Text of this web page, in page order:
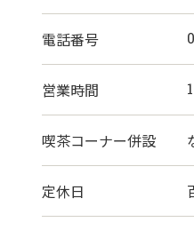
電話番号
営業時間
喫茶コーナー併設
定休日